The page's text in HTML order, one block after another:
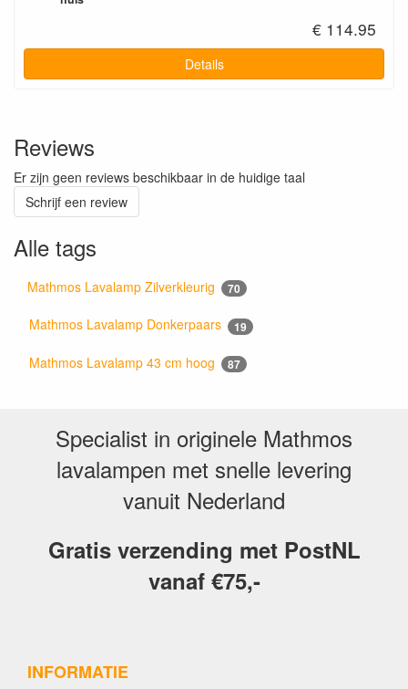
€ 114.95
Details
Reviews
Er zijn geen reviews beschikbaar in de huidige taal
Schrijf een review
Alle tags
Mathmos Lavalamp Zilverkleurig 70
Mathmos Lavalamp Donkerpaars 19
Mathmos Lavalamp 43 cm hoog 87
Specialist in originele Mathmos
lavalampen met snelle levering
vanuit Nederland
Gratis verzending met PostNL
vanaf €75,-
INFORMATIE